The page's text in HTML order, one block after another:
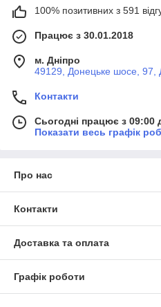
100% позитивних з 591
Працює з 30.01.2018
м. Дніпро
49129, Донецьке шосе, 97,
Контакти
Сьогодні працює з 09:00
Показати весь графік
Про нас
Контакти
Доставка та оплата
Графік роботи